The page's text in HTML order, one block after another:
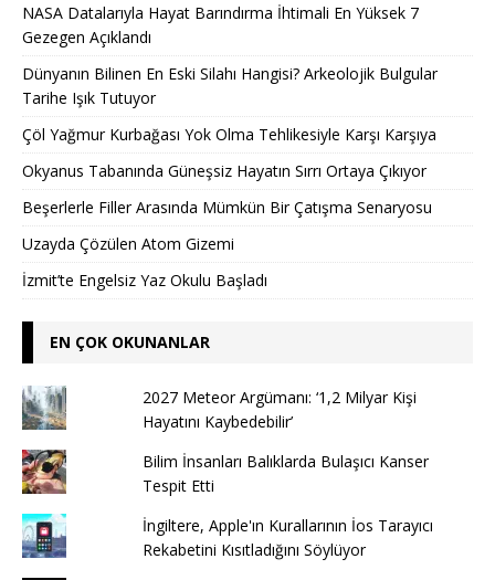
NASA Datalarıyla Hayat Barındırma İhtimali En Yüksek 7
Gezegen Açıklandı
Dünyanın Bilinen En Eski Silahı Hangisi? Arkeolojik Bulgular
Tarihe Işık Tutuyor
Çöl Yağmur Kurbağası Yok Olma Tehlikesiyle Karşı Karşıya
Okyanus Tabanında Güneşsiz Hayatın Sırrı Ortaya Çıkıyor
Beşerlerle Filler Arasında Mümkün Bir Çatışma Senaryosu
Uzayda Çözülen Atom Gizemi
İzmit’te Engelsiz Yaz Okulu Başladı
EN ÇOK OKUNANLAR
2027 Meteor Argümanı: ‘1,2 Milyar Kişi
Hayatını Kaybedebilir’
Bilim İnsanları Balıklarda Bulaşıcı Kanser
Tespit Etti
İngiltere, Apple'ın Kurallarının İos Tarayıcı
Rekabetini Kısıtladığını Söylüyor